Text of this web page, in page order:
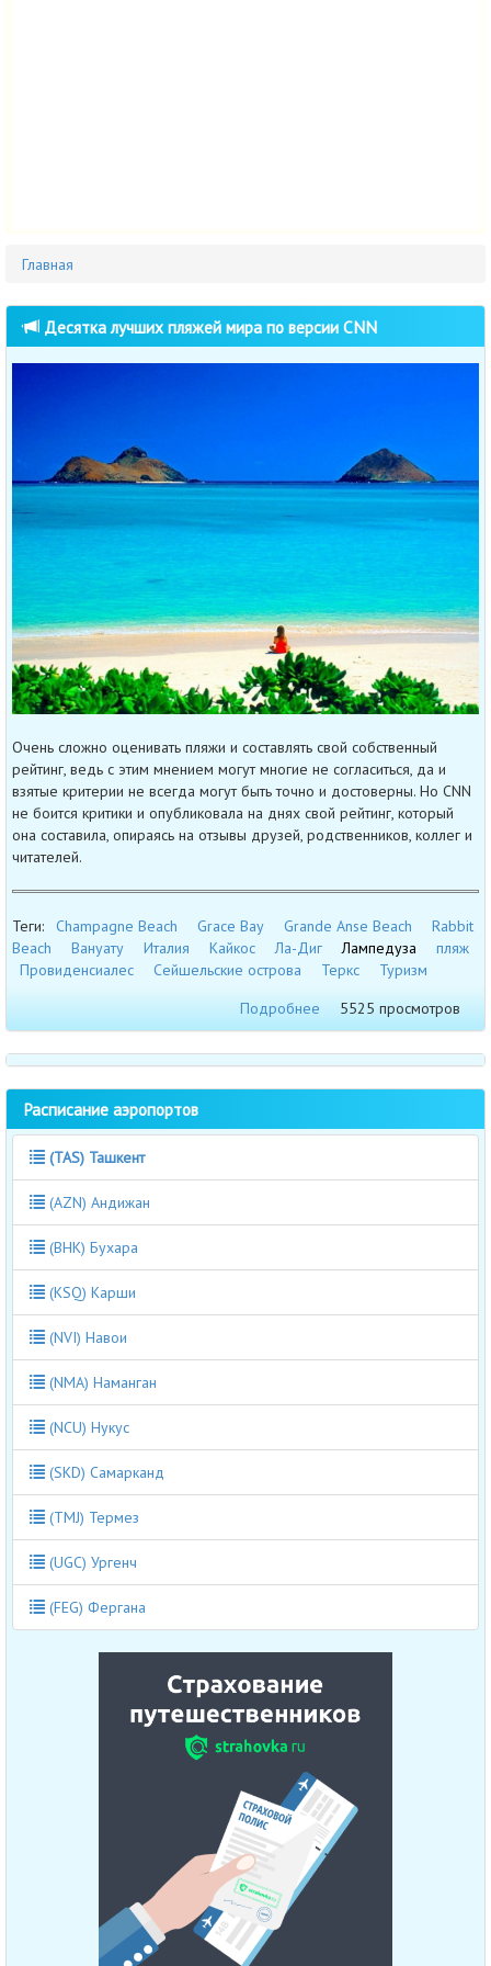
Главная
Десятка лучших пляжей мира по версии CNN
Очень сложно оценивать пляжи и составлять свой собственный
рейтинг, ведь с этим мнением могут многие не согласиться, да и
взятые критерии не всегда могут быть точно и достоверны. Но CNN
не боится критики и опубликовала на днях свой рейтинг, который
она составила, опираясь на отзывы друзей, родственников, коллег и
читателей.
Теги: Champagne Beach Grace Bay Grande Anse Beach
Rabbit
Beach
Вануату Италия Кайкос Ла-Диг Лампедуза
пляж
Провиденсиалес
Сейшельские острова Теркс
Туризм
Подробнее
5525 просмотров
Расписание аэропортов
(TAS) Ташкент
(AZN) Андижан
(BHK) Бухара
(KSQ) Карши
(NVI) Навои
(NMA) Наманган
(NCU) Нукус
(SKD) Самарканд
(TMJ) Термез
(UGC) Ургенч
(FEG) Фергана